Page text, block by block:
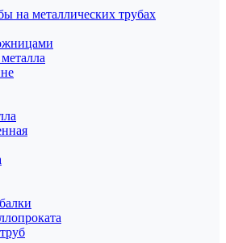
на металлических трубах